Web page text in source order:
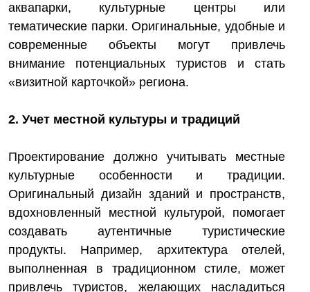
аквапарки, культурные центры или
тематические парки. Оригинальные, удобные и
современные объекты могут привлечь
внимание потенциальных туристов и стать
«визитной карточкой» региона.
2. Учет местной культуры и традиций
Проектирование должно учитывать местные
культурные особенности и традиции.
Оригинальный дизайн зданий и пространств,
вдохновленный местной культурой, помогает
создавать аутентичные туристические
продукты. Например, архитектура отелей,
выполненная в традиционном стиле, может
привлечь туристов, желающих насладиться